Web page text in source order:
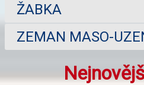
ŽABKA
ZEMAN MASO-